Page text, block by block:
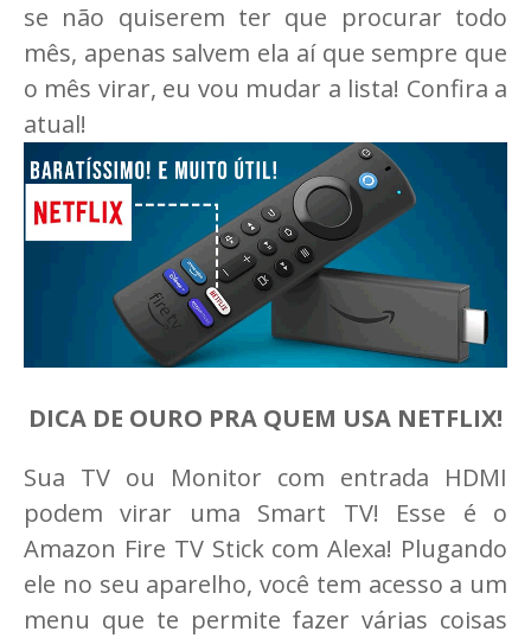
se não quiserem ter que procurar todo
mês, apenas salvem ela aí que sempre que
o mês virar, eu vou mudar a lista! Confira a
atual!
DICA DE OURO PRA QUEM USA NETFLIX!
Sua TV ou Monitor com entrada HDMI
podem virar uma Smart TV! Esse é o
Amazon Fire TV Stick com Alexa! Plugando
ele no seu aparelho, você tem acesso a um
menu que te permite fazer várias coisas